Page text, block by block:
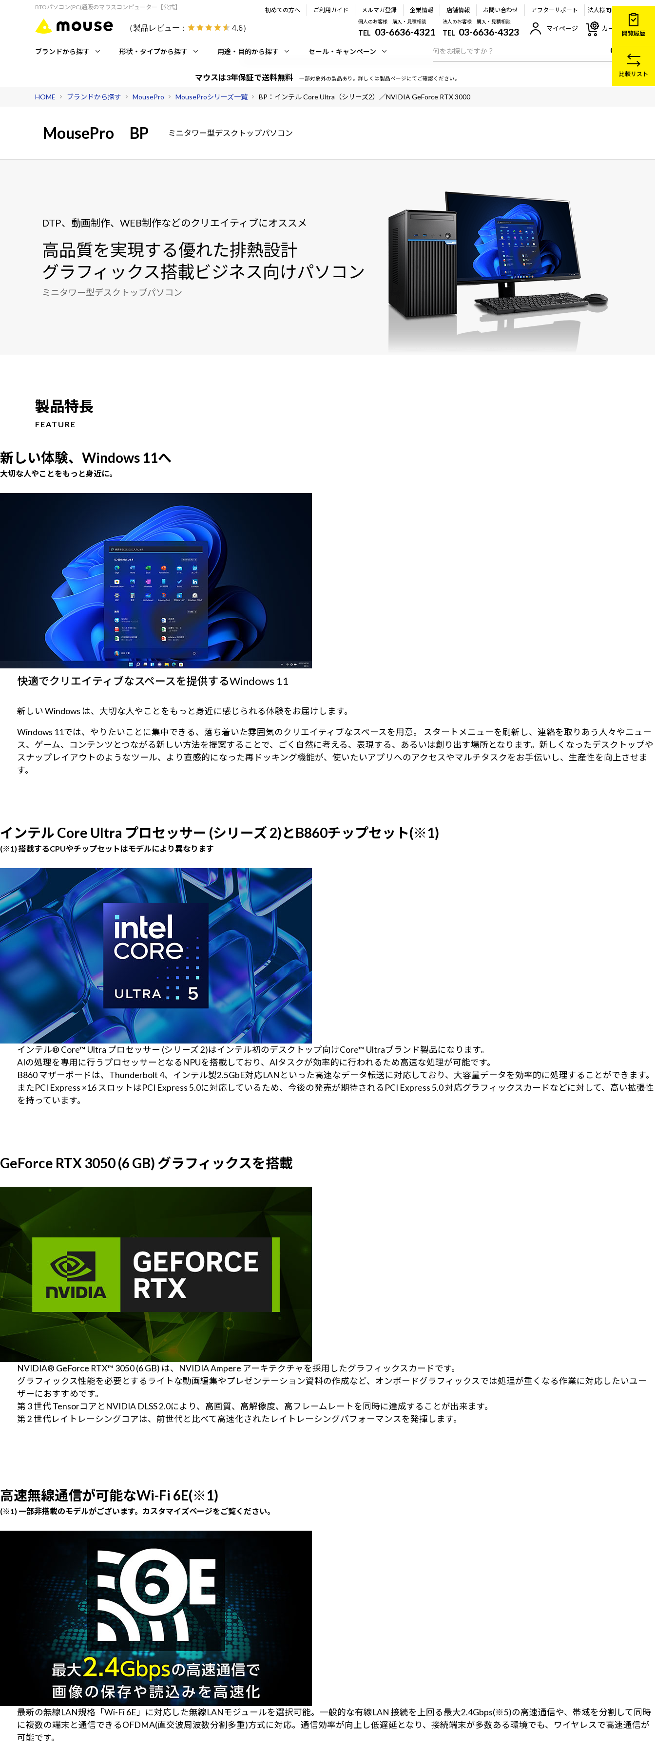
BTOパソコン(PC)通販のマウスコンピューター【公式】
（製品レビュー： 4.6）
初めての方へ ご利用ガイド メルマガ登録 企業情報 店舗情報 お問い合わせ アフターサポート 法人様向け
個人のお客様 購入・見積相談
TEL 03-6636-4321
法人のお客様 購入・見積相談
TEL 03-6636-4323 マイページ カート
ブランドから探す 形状・タイプから探す 用途・目的から探す セール・キャンペーン
マウスは3年保証で送料無料 一部対象外の製品あり。詳しくは製品ページにてご確認ください。
HOME ブランドから探す MousePro MouseProシリーズ一覧 BP：インテル Core Ultra（シリーズ2）／NVIDIA GeForce RTX 3000
MousePro BP ミニタワー型デスクトップパソコン
DTP、動画制作、WEB制作などのクリエイティブにオススメ
高品質を実現する優れた排熱設計
グラフィックス搭載ビジネス向けパソコン
ミニタワー型デスクトップパソコン
製品特長
FEATURE
新しい体験、Windows 11へ
大切な人やことをもっと身近に。
快適でクリエイティブなスペースを提供するWindows 11
新しい Windows は、大切な人やことをもっと身近に感じられる体験をお届けします。
Windows 11では、やりたいことに集中できる、落ち着いた雰囲気のクリエイティブなスペースを用意。 スタートメニューを刷新し、連絡を取りあう人々やニュー
ス、ゲーム、コンテンツとつながる新しい方法を提案することで、ごく自然に考える、表現する、あるいは創り出す場所となります。新しくなったデスクトップや
スナップレイアウトのようなツール、より直感的になった再ドッキング機能が、使いたいアプリへのアクセスやマルチタスクをお手伝いし、生産性を向上させま
す。
インテル Core Ultra プロセッサー (シリーズ 2)とB860チップセット(※1)
(※1) 搭載するCPUやチップセットはモデルにより異なります
インテル® Core™ Ultra プロセッサー (シリーズ 2)はインテル初のデスクトップ向けCore™ Ultraブランド製品になります。
AIの処理を専用に行うプロセッサーとなるNPUを搭載しており、AIタスクが効率的に行われるため高速な処理が可能です。
B860 マザーボードは、Thunderbolt 4、インテル製2.5GbE対応LANといった高速なデータ転送に対応しており、大容量データを効率的に処理することができます。
またPCI Express ×16 スロットはPCI Express 5.0に対応しているため、今後の発売が期待されるPCI Express 5.0 対応グラフィックスカードなどに対して、高い拡張性
を持っています。
GeForce RTX 3050 (6 GB) グラフィックスを搭載
NVIDIA® GeForce RTX™ 3050 (6 GB) は、NVIDIA Ampere アーキテクチャを採用したグラフィックスカードです。
グラフィックス性能を必要とするライトな動画編集やプレゼンテーション資料の作成など、オンボードグラフィックスでは処理が重くなる作業に対応したいユー
ザーにおすすめです。
第 3 世代 TensorコアとNVIDIA DLSS 2.0により、高画質、高解像度、高フレームレートを同時に達成することが出来ます。
第 2 世代レイトレーシングコアは、前世代と比べて高速化されたレイトレーシングパフォーマンスを発揮します。
高速無線通信が可能なWi-Fi 6E(※1)
(※1) 一部非搭載のモデルがございます。カスタマイズページをご覧ください。
最新の無線LAN規格「Wi-Fi 6E」に対応した無線LANモジュールを選択可能。一般的な有線LAN 接続を上回る最大2.4Gbps(※5)の高速通信や、帯域を分割して同時
に複数の端末と通信できるOFDMA(直交波周波数分割多重)方式に対応。通信効率が向上し低遅延となり、接続端末が多数ある環境でも、ワイヤレスで高速通信が
可能です。
閲覧履歴
比較リスト